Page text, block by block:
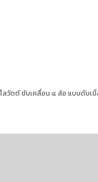
วัตต์ ขับเคลื่อน ๔ ล้อ แบบดับ